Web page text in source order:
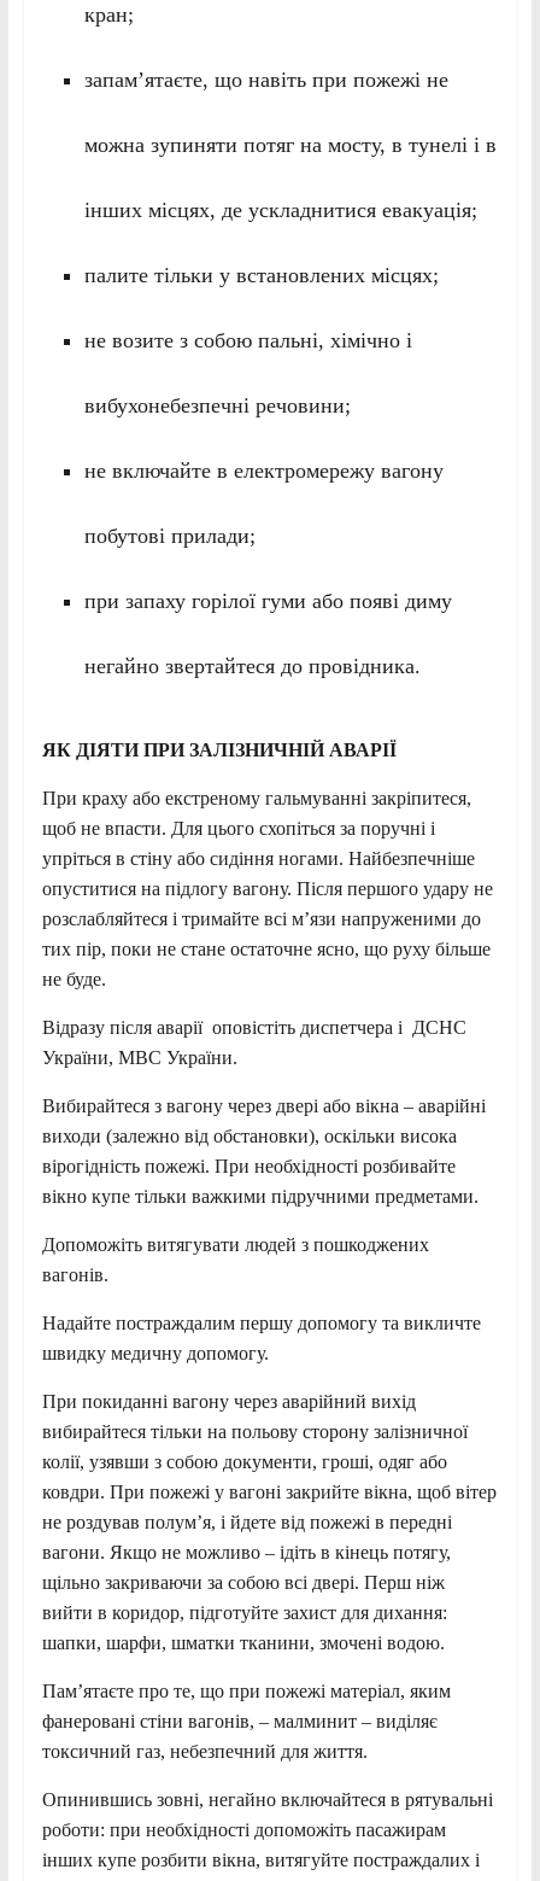
кран;
запам’ятаєте, що навіть при пожежі не
можна зупиняти потяг на мосту, в тунелі і в
інших місцях, де ускладнитися евакуація;
палите тільки у встановлених місцях;
не возите з собою пальні, хімічно і
вибухонебезпечні речовини;
не включайте в електромережу вагону
побутові прилади;
при запаху горілої гуми або появі диму
негайно звертайтеся до провідника.
ЯК ДІЯТИ ПРИ ЗАЛІЗНИЧНІЙ АВАРІЇ
При краху або екстреному гальмуванні закріпитеся,
щоб не впасти. Для цього схопіться за поручні і
упріться в стіну або сидіння ногами. Найбезпечніше
опуститися на підлогу вагону. Після першого удару не
розслабляйтеся і тримайте всі м’язи напруженими до
тих пір, поки не стане остаточне ясно, що руху більше
не буде.
Відразу після аварії оповістіть диспетчера і ДСНС
України, МВС України.
Вибирайтеся з вагону через двері або вікна – аварійні
виходи (залежно від обстановки), оскільки висока
вірогідність пожежі. При необхідності розбивайте
вікно купе тільки важкими підручними предметами.
Допоможіть витягувати людей з пошкоджених
вагонів.
Надайте постраждалим першу допомогу та викличте
швидку медичну допомогу.
При покиданні вагону через аварійний вихід
вибирайтеся тільки на польову сторону залізничної
колії, узявши з собою документи, гроші, одяг або
ковдри. При пожежі у вагоні закрийте вікна, щоб вітер
не роздував полум’я, і йдете від пожежі в передні
вагони. Якщо не можливо – ідіть в кінець потягу,
щільно закриваючи за собою всі двері. Перш ніж
вийти в коридор, підготуйте захист для дихання:
шапки, шарфи, шматки тканини, змочені водою.
Пам’ятаєте про те, що при пожежі матеріал, яким
фанеровані стіни вагонів, – малминит – виділяє
токсичний газ, небезпечний для життя.
Опинившись зовні, негайно включайтеся в рятувальні
роботи: при необхідності допоможіть пасажирам
інших купе розбити вікна, витягуйте постраждалих і